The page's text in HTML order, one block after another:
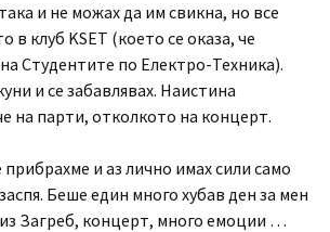
и не можах да им свикна, но все
в клуб KSET (което се оказа, че
Студентите по Електро-Техника).
и се забавлявах. Наистина
на парти, отколкото на концерт.
и аз лично имах сили само
Беше един много хубав ден за мен
из Загреб, концерт, много емоции …